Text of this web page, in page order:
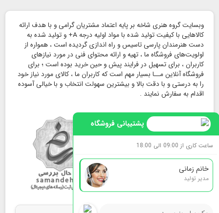
پشتیبانی فروشگاه
ساعت کاری از 09:00 الی 18:00
خانم زمانی
مدیر تولید
وبسایت گروه هنری شاخه بر پایه اعتماد مشتریان گرامی و با هدف ارائه
کالاهایی با کیفیت تولید شده با مواد اولیه درجه A+ و تولید شده به
دست هنرمندان پارسی تاسیس و راه اندازی گردیده است ، همواره از
اولویت‌های فروشگاه ما ، تهیه و ارائه محتوای فنی در مورد نیازهای
کاربران ، برای تسهیل در فرایند پیش و حین خرید بوده است ؛ برای
فروشگاه آنلاین مــا بسیار مهم است که کاربران ما ، کالای مورد نیاز خود
را به درستی و با دقت بالا و بیشترین سهولت انتخاب و با خیالی آسوده
اقدام به سفارش نمایند .